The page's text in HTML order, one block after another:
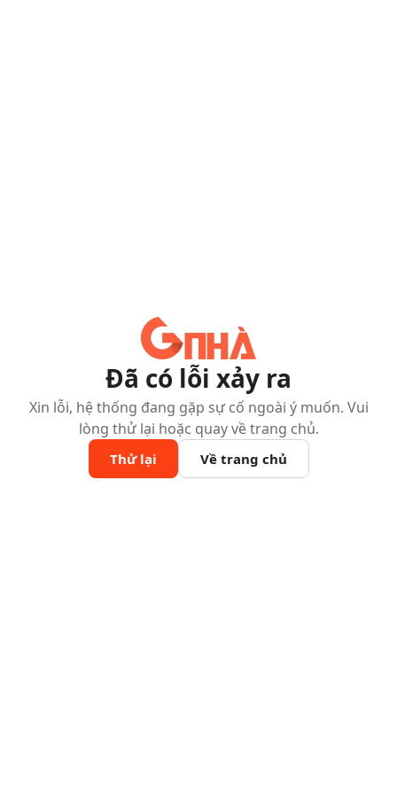
Đã có lỗi xảy ra
Xin lỗi, hệ thống đang gặp sự cố ngoài ý muốn. Vui
lòng thử lại hoặc quay về trang chủ.
Thử lại Về trang chủ